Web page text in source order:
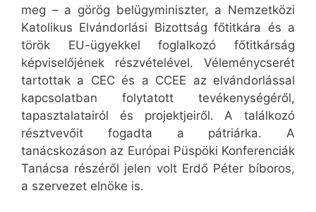
meg – a görög belügyminiszter, a Nemzetközi
Katolikus Elvándorlási Bizottság főtitkára és a
török EU-ügyekkel foglalkozó főtitkárság
képviselőjének részvételével. Véleménycserét
tartottak a CEC és a CCEE az elvándorlással
kapcsolatban folytatott tevékenységéről,
tapasztalatairól és projektjeiről. A találkozó
résztvevőit fogadta a pátriárka. A
tanácskozáson az Európai Püspöki Konferenciák
Tanácsa részéről jelen volt Erdő Péter bíboros,
a szervezet elnöke is.